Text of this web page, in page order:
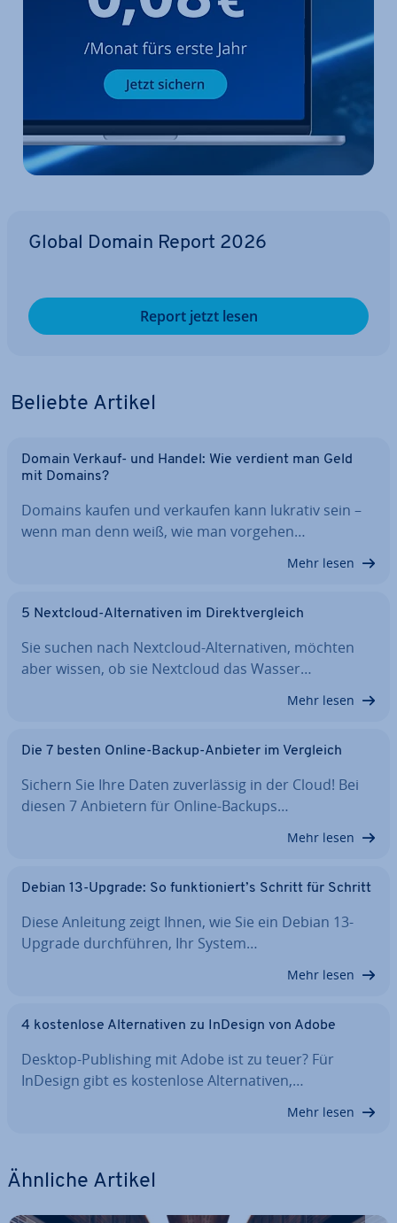
Global Domain Report 2026
Report jetzt lesen
Beliebte Artikel
Domain Verkauf- und Handel: Wie verdient man Geld
mit Domains?
Domains kaufen und verkaufen kann lukrativ sein –
wenn man denn weiß, wie man vorgehen…
Mehr lesen
5 Nextcloud-Al­ter­na­ti­ven im Di­rekt­ver­gleich
Sie suchen nach Nextcloud-Al­ter­na­ti­ven, möchten
aber wissen, ob sie Nextcloud das Wasser…
Mehr lesen
Die 7 besten Online-Backup-Anbieter im Vergleich
Sichern Sie Ihre Daten zu­ver­läs­sig in der Cloud! Bei
diesen 7 Anbietern für Online-Backups…
Mehr lesen
Debian 13-Upgrade: So funk­tio­niert’s Schritt für Schritt
Diese Anleitung zeigt Ihnen, wie Sie ein Debian 13-
Upgrade durch­füh­ren, Ihr System…
Mehr lesen
4 kos­ten­lo­se Al­ter­na­ti­ven zu InDesign von Adobe
Desktop-Pu­bli­shing mit Adobe ist zu teuer? Für
InDesign gibt es kos­ten­lo­se Al­ter­na­ti­ven,…
Mehr lesen
Ähnliche Artikel